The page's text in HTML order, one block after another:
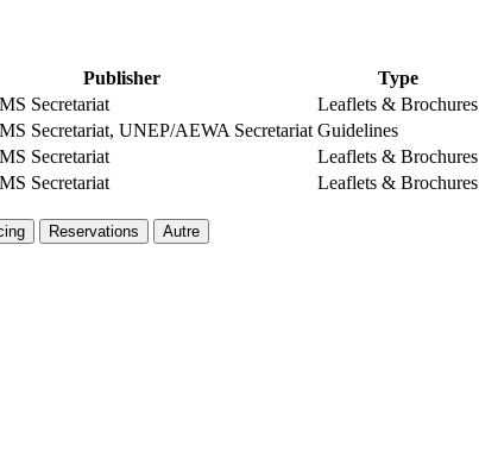
Publisher Type
Secretariat Leaflets & Brochures
Secretariat, UNEP/AEWA Secretariat Guidelines
Secretariat Leaflets & Brochures
Secretariat Leaflets & Brochures
Reservations Autre